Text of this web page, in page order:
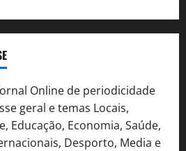
Online de periodicidade
geral e temas Locais,
Educação, Economia, Saúde,
Desporto, Media e